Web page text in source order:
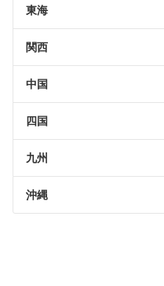
東海
関西
中国
四国
九州
沖縄